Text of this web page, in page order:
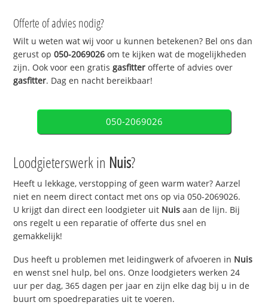
Offerte of advies nodig?
Wilt u weten wat wij voor u kunnen betekenen? Bel ons dan
gerust op050-2069026 om te kijken wat de mogelijkheden
zijn. Ook voor een gratisgasfitter offerte of advies over
gasfitter. Dag en nacht bereikbaar!
050-2069026
Loodgieterswerk in Nuis?
Heeft u lekkage, verstopping of geen warm water? Aarzel
niet en neem direct contact met ons op via 050-2069026.
U krijgt dan direct een loodgieter uit Nuis aan de lijn. Bij
ons regelt u een reparatie of offerte dus snel en
gemakkelijk!
Dus heeft u problemen met leidingwerk of afvoeren in Nuis
en wenst snel hulp, bel ons. Onze loodgieters werken 24
uur per dag, 365 dagen per jaar en zijn elke dag bij u in de
buurt om spoedreparaties uit te voeren.